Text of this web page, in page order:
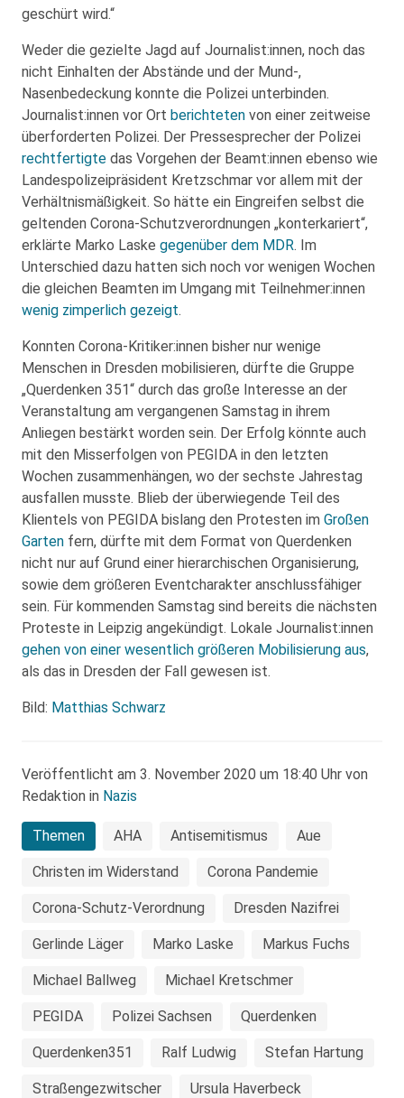
geschürt wird.“
Weder die gezielte Jagd auf Journalist:innen, noch das
nicht Einhalten der Abstände und der Mund-,
Nasenbedeckung konnte die Polizei unterbinden.
Journalist:innen vor Ort berichteten von einer zeitweise
überforderten Polizei. Der Pressesprecher der Polizei
rechtfertigte das Vorgehen der Beamt:innen ebenso wie
Landespolizeipräsident Kretzschmar vor allem mit der
Verhältnismäßigkeit. So hätte ein Eingreifen selbst die
geltenden Corona-Schutzverordnungen „konterkariert“,
erklärte Marko Laske gegenüber dem MDR. Im
Unterschied dazu hatten sich noch vor wenigen Wochen
die gleichen Beamten im Umgang mit Teilnehmer:innen
wenig zimperlich gezeigt.
Konnten Corona-Kritiker:innen bisher nur wenige
Menschen in Dresden mobilisieren, dürfte die Gruppe
„Querdenken 351“ durch das große Interesse an der
Veranstaltung am vergangenen Samstag in ihrem
Anliegen bestärkt worden sein. Der Erfolg könnte auch
mit den Misserfolgen von PEGIDA in den letzten
Wochen zusammenhängen, wo der sechste Jahrestag
ausfallen musste. Blieb der überwiegende Teil des
Klientels von PEGIDA bislang den Protesten im Großen
Garten fern, dürfte mit dem Format von Querdenken
nicht nur auf Grund einer hierarchischen Organisierung,
sowie dem größeren Eventcharakter anschlussfähiger
sein. Für kommenden Samstag sind bereits die nächsten
Proteste in Leipzig angekündigt. Lokale Journalist:innen
gehen von einer wesentlich größeren Mobilisierung aus,
als das in Dresden der Fall gewesen ist.
Bild: Matthias Schwarz
Veröffentlicht am 3. November 2020 um 18:40 Uhr von
Redaktion in Nazis
Themen AHA Antisemitismus Aue
Christen im Widerstand Corona Pandemie
Corona-Schutz-Verordnung Dresden Nazifrei
Gerlinde Läger Marko Laske Markus Fuchs
Michael Ballweg Michael Kretschmer
PEGIDA Polizei Sachsen Querdenken
Querdenken351 Ralf Ludwig Stefan Hartung
Straßengezwitscher Ursula Haverbeck